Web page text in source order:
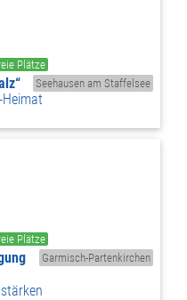
Plätze
Seehausen am Staffelsee
Plätze
Garmisch-Partenkirchen